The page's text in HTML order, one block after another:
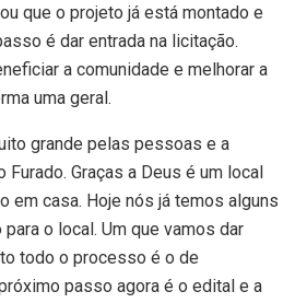
que o projeto já está montado e
é dar entrada na licitação.
a comunidade e melhorar a
uma geral.
grande pelas pessoas e a
Furado. Graças a Deus é um local
em casa. Hoje nós já temos alguns
o local. Um que vamos dar
todo o processo é o de
passo agora é o edital e a